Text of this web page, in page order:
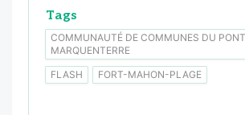
Tags
COMMUNAUTÉ DE COMMUNES DU
MARQUENTERRE
FLASH
FORT-MAHON-PLAGE